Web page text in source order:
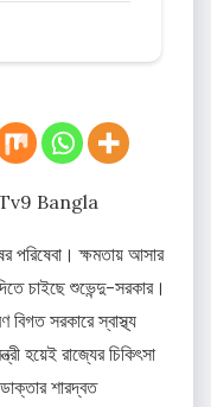
Bangla
পরিষেবা। ক্ষমতায় আসার
চাইছে শুভেন্দু-সরকার।
বিগত সরকারে স্বাস্থ্য
হয়েই রাজ্যের চিকিৎসা
শারদ্বত